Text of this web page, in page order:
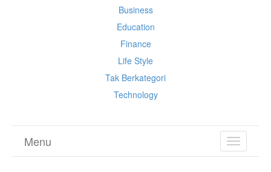
Business
Education
Finance
Life Style
Tak Berkategori
Technology
TOGGLE
Menu